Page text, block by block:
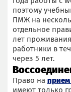
поэтому
ПМЖ на
отдельное
лет
работники в
через 5 лет.
Право на прием
имеют только